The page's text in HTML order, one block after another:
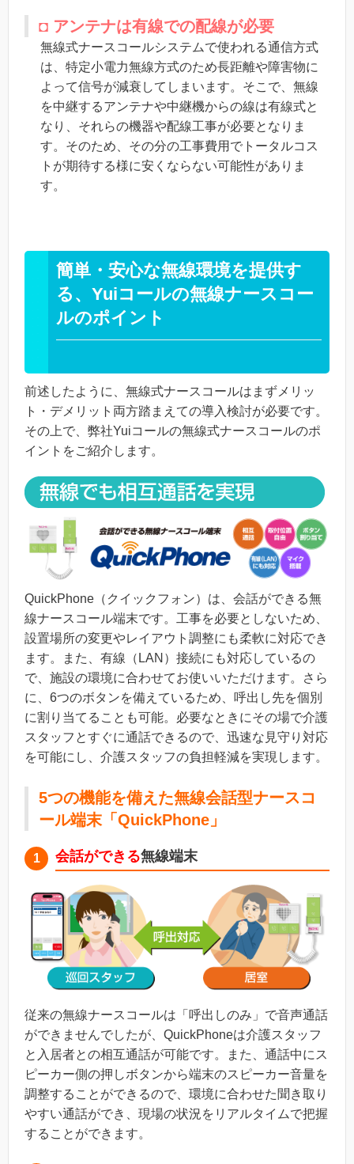
◘ アンテナは有線での配線が必要
無線式ナースコールシステムで使われる通信方式
は、特定小電力無線方式のため長距離や障害物に
よって信号が減衰してしまいます。そこで、無線
を中継するアンテナや中継機からの線は有線式と
なり、それらの機器や配線工事が必要となりま
す。そのため、その分の工事費用でトータルコス
トが期待する様に安くならない可能性がありま
す。
簡単・安心な無線環境を提供す
る、Yuiコールの無線ナースコー
ルのポイント
前述したように、無線式ナースコールはまずメリッ
ト・デメリット両方踏まえての導入検討が必要です。
その上で、弊社Yuiコールの無線式ナースコールのポ
イントをご紹介します。
QuickPhone（クイックフォン）は、会話ができる無
線ナースコール端末です。工事を必要としないため、
設置場所の変更やレイアウト調整にも柔軟に対応でき
ます。また、有線（LAN）接続にも対応しているの
で、施設の環境に合わせてお使いいただけます。さら
に、6つのボタンを備えているため、呼出し先を個別
に割り当てることも可能。必要なときにその場で介護
スタッフとすぐに通話できるので、迅速な見守り対応
を可能にし、介護スタッフの負担軽減を実現します。
5つの機能を備えた無線会話型ナースコ
ール端末「QuickPhone」
1 会話ができる無線端末
従来の無線ナースコールは「呼出しのみ」で音声通話
ができませんでしたが、QuickPhoneは介護スタッフ
と入居者との相互通話が可能です。また、通話中にス
ピーカー側の押しボタンから端末のスピーカー音量を
調整することができるので、環境に合わせた聞き取り
やすい通話ができ、現場の状況をリアルタイムで把握
することができます。